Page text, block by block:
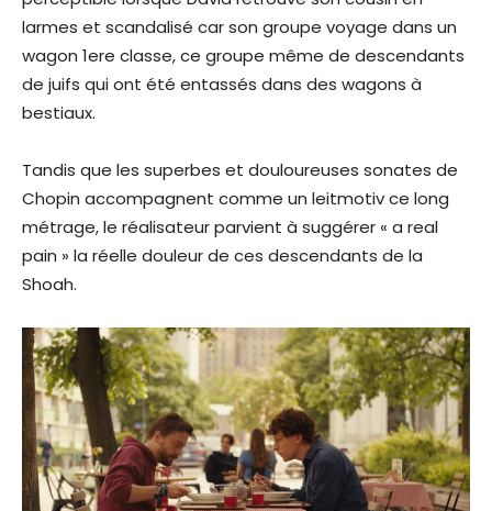
larmes et scandalisé car son groupe voyage dans un
wagon 1ere classe, ce groupe même de descendants
de juifs qui ont été entassés dans des wagons à
bestiaux.
Tandis que les superbes et douloureuses sonates de
Chopin accompagnent comme un leitmotiv ce long
métrage, le réalisateur parvient à suggérer « a real
pain » la réelle douleur de ces descendants de la
Shoah.